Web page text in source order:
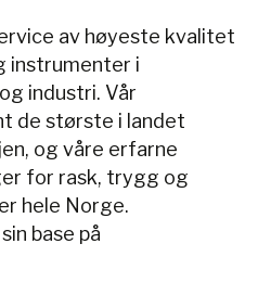
av høyeste kvalitet
instrumenter i
industri. Vår
de største i landet
og våre erfarne
for rask, trygg og
hele Norge.
base på